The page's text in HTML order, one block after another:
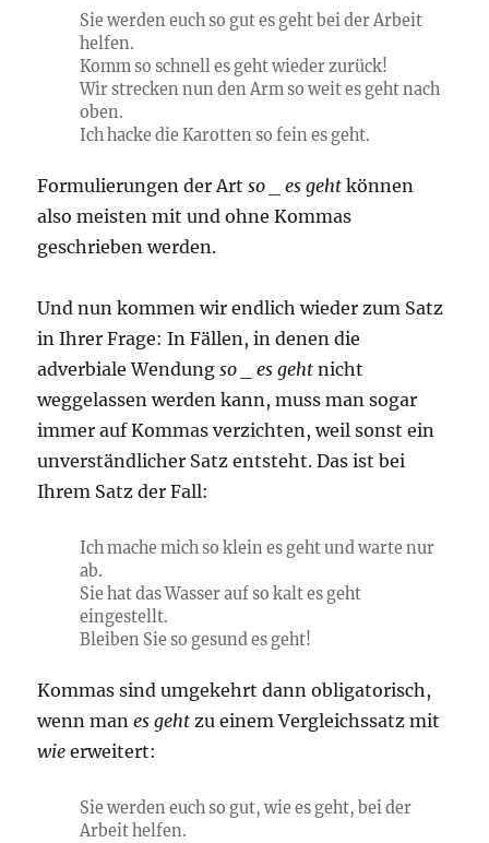
Sie werden euch so gut es geht bei der Arbeit
helfen.
Komm so schnell es geht wieder zurück!
Wir strecken nun den Arm so weit es geht nach
oben.
Ich hacke die Karotten so fein es geht.
Formulierungen der Artso _ es gehtkönnen
also meisten mit und ohne Kommas
geschrieben werden.
Und nun kommen wir endlich wieder zum Satz
in Ihrer Frage: In Fällen, in denen die
adverbiale Wendungso _ es geht nicht
weggelassen werden kann, muss man sogar
immer auf Kommas verzichten, weil sonst ein
unverständlicher Satz entsteht. Das ist bei
Ihrem Satz der Fall:
Ich mache mich so klein es geht und warte nur
ab.
Sie hat das Wasser auf so kalt es geht
eingestellt.
Bleiben Sie so gesund es geht!
Kommas sind umgekehrt dann obligatorisch,
wenn manes geht zu einem Vergleichssatz mit
wie erweitert:
Sie werden euch so gut, wie es geht, bei der
Arbeit helfen.